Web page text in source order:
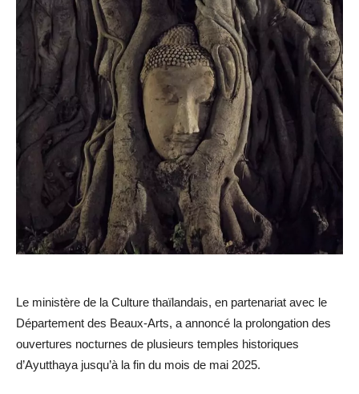
Le ministère de la Culture thaïlandais, en partenariat avec le
Département des Beaux-Arts, a annoncé la prolongation des
ouvertures nocturnes de plusieurs temples historiques
d’Ayutthaya jusqu’à la fin du mois de mai 2025.